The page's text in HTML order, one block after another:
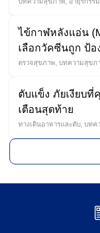
Search
ไข้กาฬหลังแอ่น
เลือกวัคซีนถูก ป้อ
ตรวจสุขภาพ บทความสุขภ
ตับแข็ง ภัยเงียบ
เตือนสุดท้าย
ทางเดินอาหารและตับ บทค